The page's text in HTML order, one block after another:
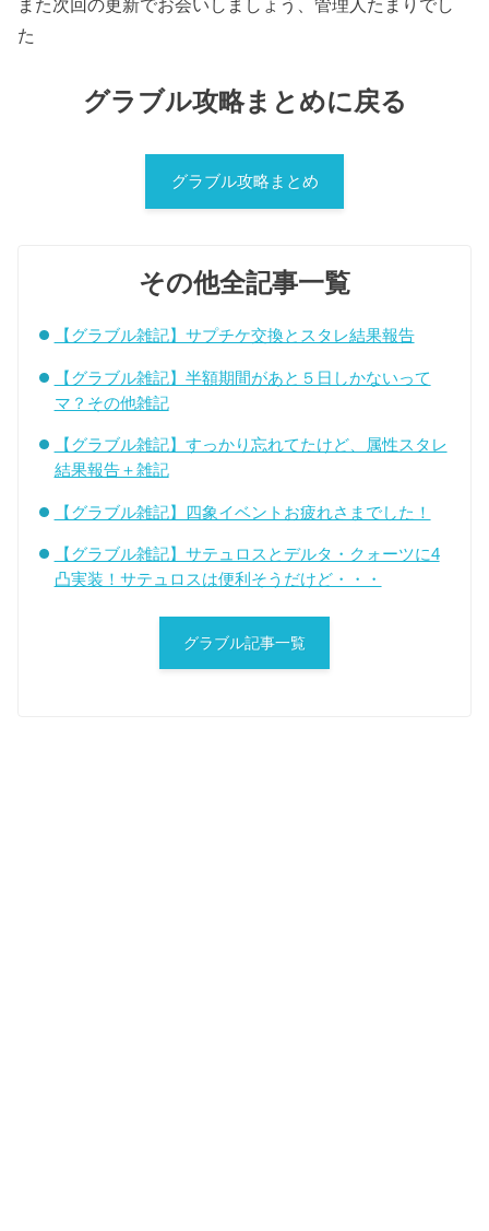
また次回の更新でお会いしましょう、管理人たまりでし
た
グラブル攻略まとめに戻る
グラブル攻略まとめ
その他全記事一覧
【グラブル雑記】サプチケ交換とスタレ結果報告
【グラブル雑記】半額期間があと５日しかないって
マ？その他雑記
【グラブル雑記】すっかり忘れてたけど、属性スタレ
結果報告＋雑記
【グラブル雑記】四象イベントお疲れさまでした！
【グラブル雑記】サテュロスとデルタ・クォーツに4
凸実装！サテュロスは便利そうだけど・・・
グラブル記事一覧